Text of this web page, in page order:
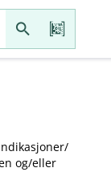
og​/​eller